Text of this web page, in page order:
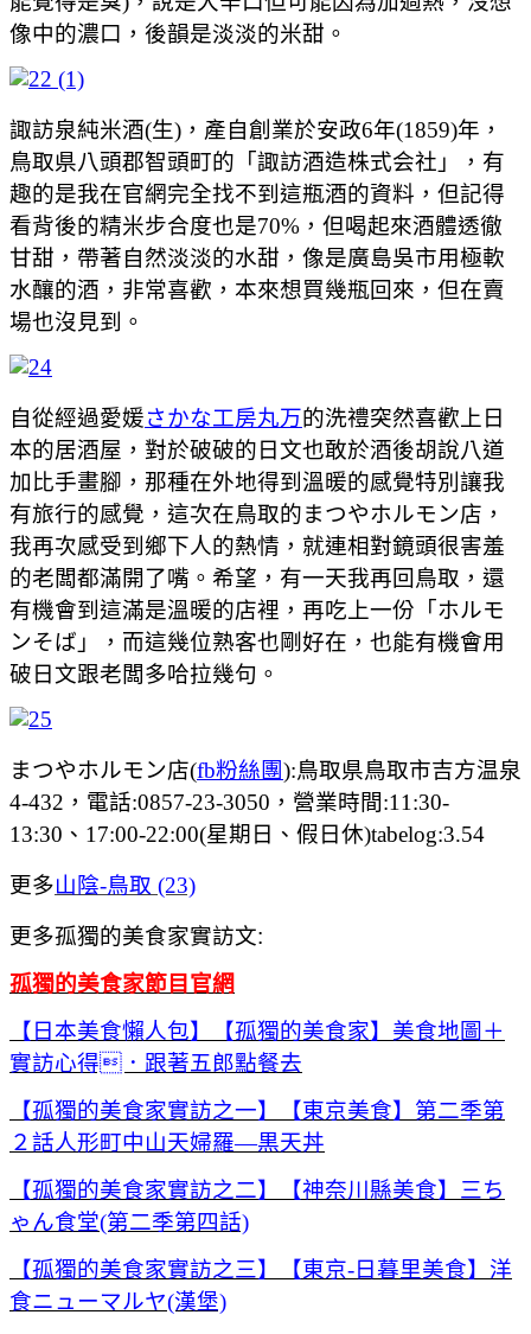
像中的濃口，後韻是淡淡的米甜。
諏訪泉純米酒(生)，產自創業於安政6年(1859)年，
鳥取県八頭郡智頭町的「 諏訪酒造株式会社」，有
趣的是我在官網完全找不到這瓶酒的資料，但記得
看背後的精米步合度也是70%，但喝起來酒體透徹
甘甜，帶著自然淡淡的水甜，像是廣島吳市用極軟
水釀的酒，非常喜歡，本來想買幾瓶回來，但在賣
場也沒見到。
自從經過愛媛さかな工房丸万的洗禮突然喜歡上日
本的居酒屋，對於破破的日文也敢於酒後胡說八道
加比手畫腳，那種在外地得到溫暖的感覺特別讓我
有旅行的感覺，這次在鳥取的まつやホルモン店，
我再次感受到鄉下人的熱情，就連相對鏡頭很害羞
的老闆都滿開了嘴。希望，有一天我再回鳥取，還
有機會到這滿是溫暖的店裡，再吃上一份「ホルモ
ンそば」，而這幾位熟客也剛好在，也能有機會用
破日文跟老闆多哈拉幾句。
まつやホルモン店(fb粉絲團):鳥取県鳥取市吉方温泉
4-432，電話:0857-23-3050，營業時間:11:30-
13:30、17:00-22:00(星期日、假日休)tabelog:3.54
更多山陰-鳥取 (23)
更多孤獨的美食家實訪文:
孤獨的美食家節目官網
【日本美食懶人包】【孤獨的美食家】美食地圖＋
實訪心得．跟著五郎點餐去
【孤獨的美食家實訪之一】【東京美食】第二季第
２話人形町中山天婦羅—黒天丼
【孤獨的美食家實訪之二】【神奈川縣美食】三ち
ゃん食堂(第二季第四話)
【孤獨的美食家實訪之三】【東京-日暮里美食】洋
食ニューマルヤ(漢堡)